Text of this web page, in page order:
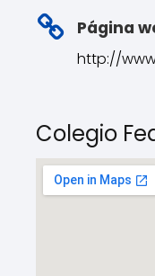
Página
http://
Colegio